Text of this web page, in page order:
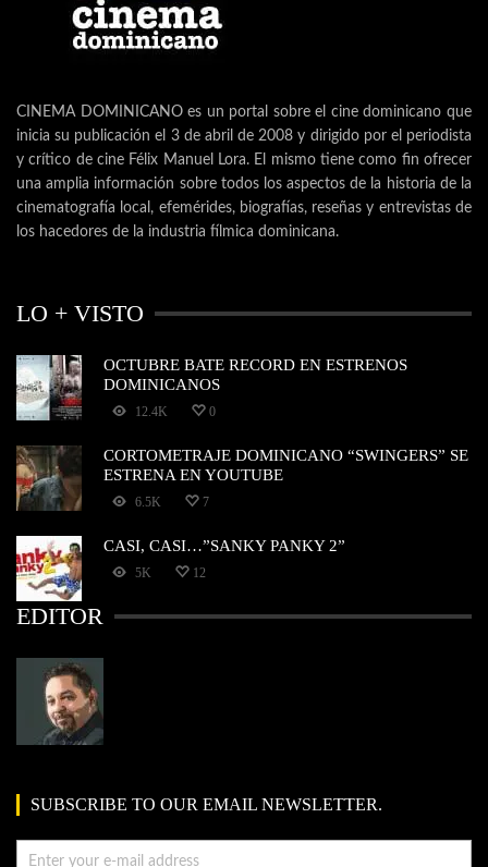
CINEMA DOMINICANO es un portal sobre el cine dominicano que
inicia su publicación el 3 de abril de 2008 y dirigido por el periodista
y crítico de cine Félix Manuel Lora. El mismo tiene como fin ofrecer
una amplia información sobre todos los aspectos de la historia de la
cinematografía local, efemérides, biografías, reseñas y entrevistas de
los hacedores de la industria fílmica dominicana.
LO + VISTO
OCTUBRE BATE RECORD EN ESTRENOS
DOMINICANOS
12.4K 0
CORTOMETRAJE DOMINICANO “SWINGERS” SE
ESTRENA EN YOUTUBE
6.5K 7
CASI, CASI…”SANKY PANKY 2”
5K 12
EDITOR
SUBSCRIBE TO OUR EMAIL NEWSLETTER.